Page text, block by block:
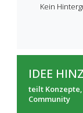
Kein
IDEE
teilt Konzepte,
Community